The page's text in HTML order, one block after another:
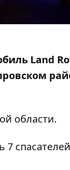
Land
области.